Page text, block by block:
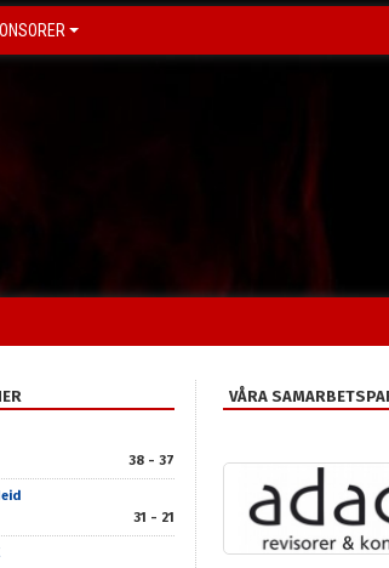
38 - 37
31 - 21
VÅRA